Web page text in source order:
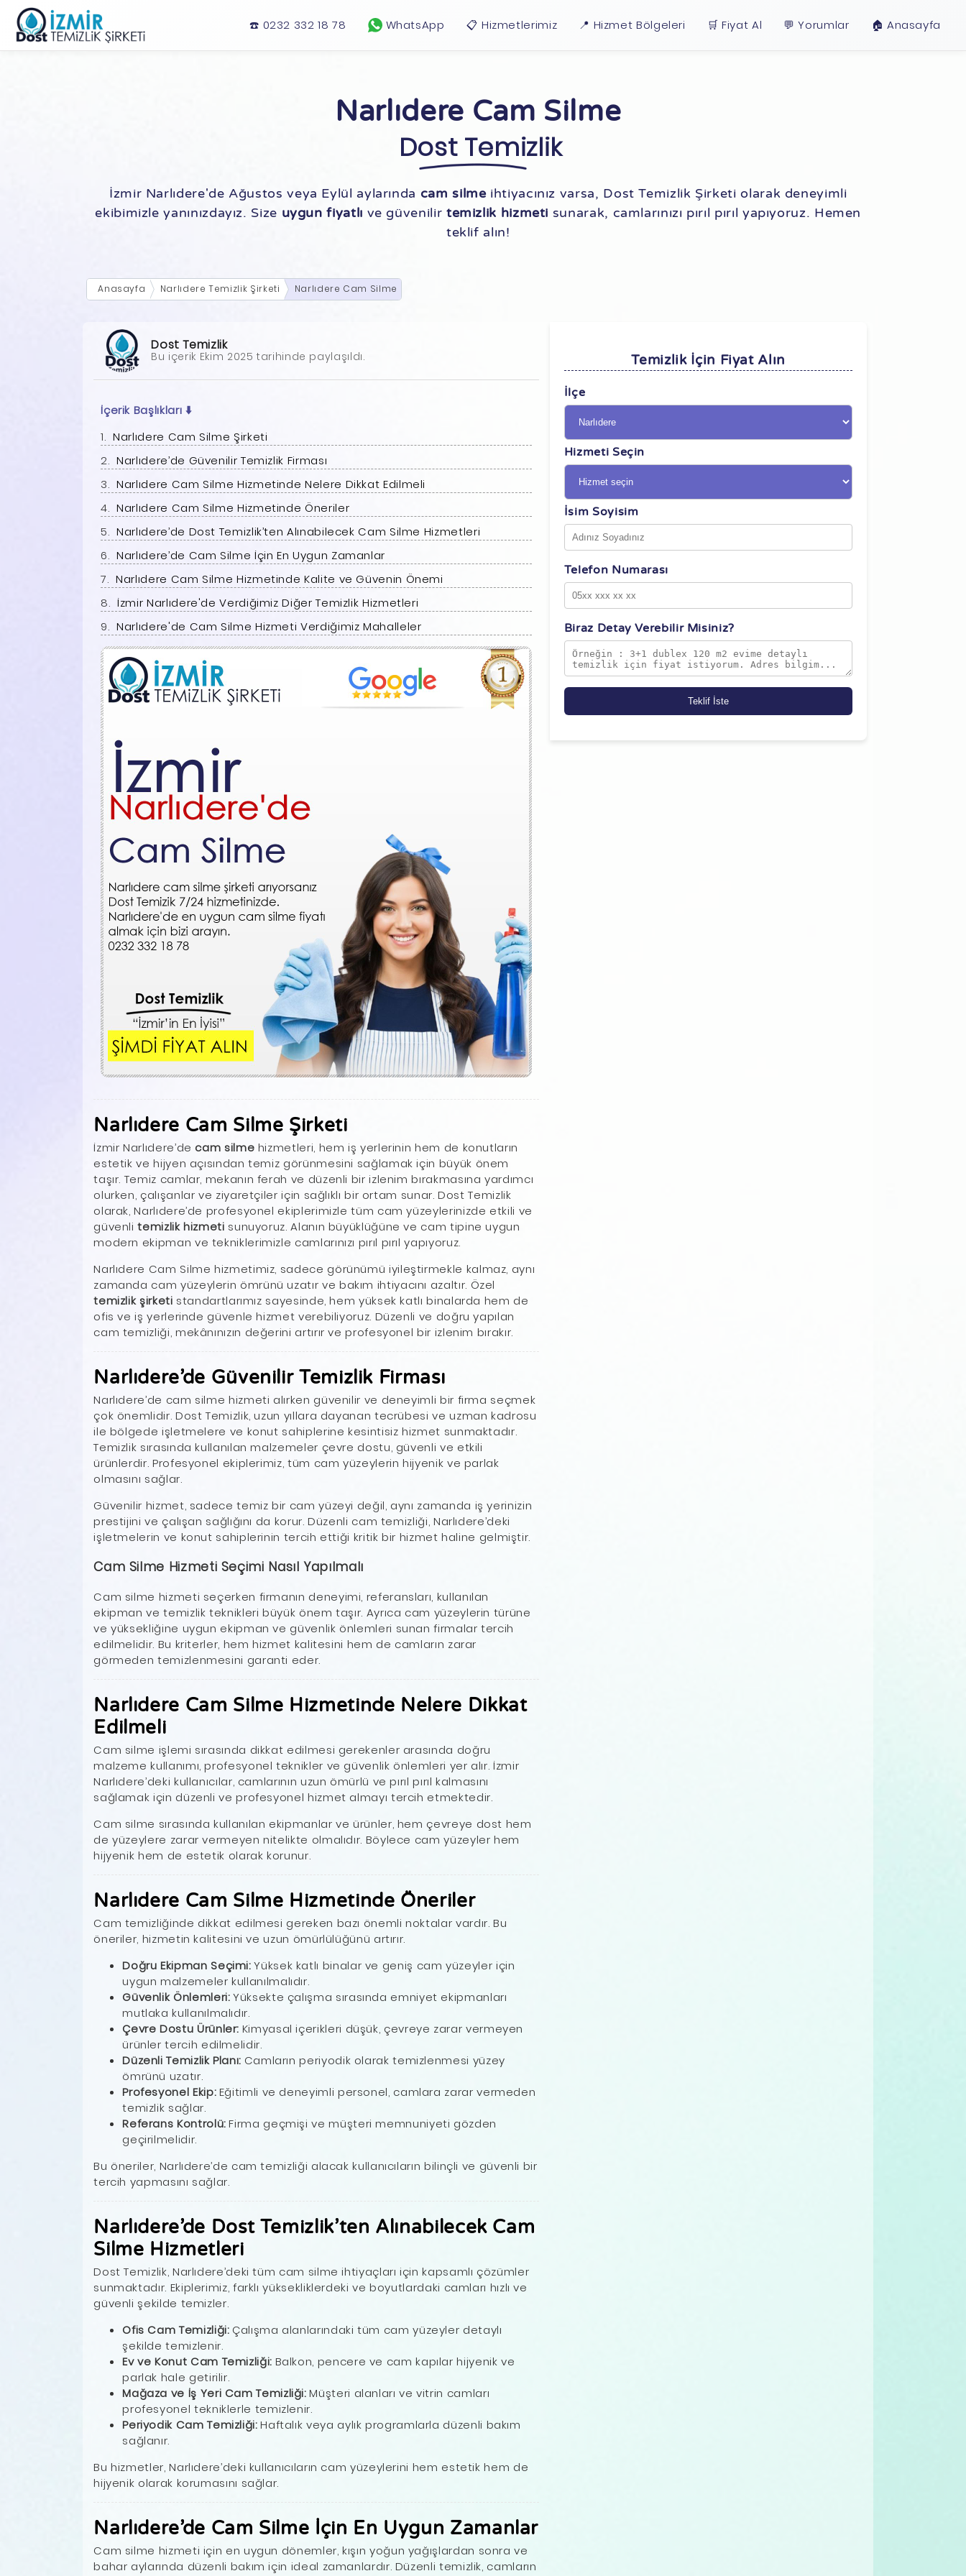
☎️ 0232 332 18 78 WhatsApp 📋 Hizmetlerimiz 📍 Hizmet Bölgeleri 🛒 Fiyat Al 💬 Yorumlar 🏠︎ Anasayfa
Narlıdere Cam Silme
Dost Temizlik
İzmir Narlıdere'de Ağustos veya Eylül aylarında cam silmeihtiyacınız varsa, Dost Temizlik Şirketi olarak deneyimli
ekibimizle yanınızdayız. Size uygun fiyatlı ve güvenilir temizlik hizmeti sunarak, camlarınızı pırıl pırıl yapıyoruz. Hemen
teklif alın!
Anasayfa Narlıdere Temizlik Şirketi Narlıdere Cam Silme
Dost Temizlik
Bu içerik Ekim 2025 tarihinde paylaşıldı.
İçerik Başlıkları ⬇️
Narlıdere Cam Silme Şirketi
Narlıdere’de Güvenilir Temizlik Firması
Narlıdere Cam Silme Hizmetinde Nelere Dikkat Edilmeli
Narlıdere Cam Silme Hizmetinde Öneriler
Narlıdere’de Dost Temizlik’ten Alınabilecek Cam Silme Hizmetleri
Narlıdere’de Cam Silme İçin En Uygun Zamanlar
Narlıdere Cam Silme Hizmetinde Kalite ve Güvenin Önemi
İzmir Narlıdere'de Verdiğimiz Diğer Temizlik Hizmetleri
Narlıdere'de Cam Silme Hizmeti Verdiğimiz Mahalleler
Narlıdere Cam Silme Şirketi
İzmir Narlıdere’de cam silme hizmetleri, hem iş yerlerinin hem de konutların
estetik ve hijyen açısından temiz görünmesini sağlamak için büyük önem
taşır. Temiz camlar, mekanın ferah ve düzenli bir izlenim bırakmasına yardımcı
olurken, çalışanlar ve ziyaretçiler için sağlıklı bir ortam sunar. Dost Temizlik
olarak, Narlıdere’de profesyonel ekiplerimizle tüm cam yüzeylerinizde etkili ve
güvenlitemizlik hizmeti sunuyoruz. Alanın büyüklüğüne ve cam tipine uygun
modern ekipman ve tekniklerimizle camlarınızı pırıl pırıl yapıyoruz.
Narlıdere Cam Silme hizmetimiz, sadece görünümü iyileştirmekle kalmaz, aynı
zamanda cam yüzeylerin ömrünü uzatır ve bakım ihtiyacını azaltır. Özel
temizlik şirketi standartlarımız sayesinde, hem yüksek katlı binalarda hem de
ofis ve iş yerlerinde güvenle hizmet verebiliyoruz. Düzenli ve doğru yapılan
cam temizliği, mekânınızın değerini artırır ve profesyonel bir izlenim bırakır.
Narlıdere’de Güvenilir Temizlik Firması
Narlıdere’de cam silme hizmeti alırken güvenilir ve deneyimli bir firma seçmek
çok önemlidir. Dost Temizlik, uzun yıllara dayanan tecrübesi ve uzman kadrosu
ile bölgede işletmelere ve konut sahiplerine kesintisiz hizmet sunmaktadır.
Temizlik sırasında kullanılan malzemeler çevre dostu, güvenli ve etkili
ürünlerdir. Profesyonel ekiplerimiz, tüm cam yüzeylerin hijyenik ve parlak
olmasını sağlar.
Güvenilir hizmet, sadece temiz bir cam yüzeyi değil, aynı zamanda iş yerinizin
prestijini ve çalışan sağlığını da korur. Düzenli cam temizliği, Narlıdere’deki
işletmelerin ve konut sahiplerinin tercih ettiği kritik bir hizmet haline gelmiştir.
Cam Silme Hizmeti Seçimi Nasıl Yapılmalı
Cam silme hizmeti seçerken firmanın deneyimi, referansları, kullanılan
ekipman ve temizlik teknikleri büyük önem taşır. Ayrıca cam yüzeylerin türüne
ve yüksekliğine uygun ekipman ve güvenlik önlemleri sunan firmalar tercih
edilmelidir. Bu kriterler, hem hizmet kalitesini hem de camların zarar
görmeden temizlenmesini garanti eder.
Narlıdere Cam Silme Hizmetinde Nelere Dikkat
Edilmeli
Cam silme işlemi sırasında dikkat edilmesi gerekenler arasında doğru
malzeme kullanımı, profesyonel teknikler ve güvenlik önlemleri yer alır. İzmir
Narlıdere’deki kullanıcılar, camlarının uzun ömürlü ve pırıl pırıl kalmasını
sağlamak için düzenli ve profesyonel hizmet almayı tercih etmektedir.
Cam silme sırasında kullanılan ekipmanlar ve ürünler, hem çevreye dost hem
de yüzeylere zarar vermeyen nitelikte olmalıdır. Böylece cam yüzeyler hem
hijyenik hem de estetik olarak korunur.
Narlıdere Cam Silme Hizmetinde Öneriler
Cam temizliğinde dikkat edilmesi gereken bazı önemli noktalar vardır. Bu
öneriler, hizmetin kalitesini ve uzun ömürlülüğünü artırır.
Doğru Ekipman Seçimi:Yüksek katlı binalar ve geniş cam yüzeyler için
uygun malzemeler kullanılmalıdır.
Güvenlik Önlemleri:Yüksekte çalışma sırasında emniyet ekipmanları
mutlaka kullanılmalıdır.
Çevre Dostu Ürünler: Kimyasal içerikleri düşük, çevreye zarar vermeyen
ürünler tercih edilmelidir.
Düzenli Temizlik Planı: Camların periyodik olarak temizlenmesi yüzey
ömrünü uzatır.
Profesyonel Ekip:Eğitimli ve deneyimli personel, camlara zarar vermeden
temizlik sağlar.
Referans Kontrolü:Firma geçmişi ve müşteri memnuniyeti gözden
geçirilmelidir.
Bu öneriler, Narlıdere’de cam temizliği alacak kullanıcıların bilinçli ve güvenli bir
tercih yapmasını sağlar.
Narlıdere’de Dost Temizlik’ten Alınabilecek Cam
Silme Hizmetleri
Dost Temizlik, Narlıdere’deki tüm cam silme ihtiyaçları için kapsamlı çözümler
sunmaktadır. Ekiplerimiz, farklı yüksekliklerdeki ve boyutlardaki camları hızlı ve
güvenli şekilde temizler.
Ofis Cam Temizliği:Çalışma alanlarındaki tüm cam yüzeyler detaylı
şekilde temizlenir.
Ev ve Konut Cam Temizliği:Balkon, pencere ve cam kapılar hijyenik ve
parlak hale getirilir.
Mağaza ve İş Yeri Cam Temizliği:Müşteri alanları ve vitrin camları
profesyonel tekniklerle temizlenir.
Periyodik Cam Temizliği:Haftalık veya aylık programlarla düzenli bakım
sağlanır.
Bu hizmetler, Narlıdere’deki kullanıcıların cam yüzeylerini hem estetik hem de
hijyenik olarak korumasını sağlar.
Narlıdere’de Cam Silme İçin En Uygun Zamanlar
Cam silme hizmeti için en uygun dönemler, kışın yoğun yağışlardan sonra ve
bahar aylarında düzenli bakım için ideal zamanlardır. Düzenli temizlik, camların
Temizlik İçin Fiyat Alın
İlçe
Hizmeti Seçin
İsim Soyisim
Telefon Numarası
Biraz Detay Verebilir Misiniz?